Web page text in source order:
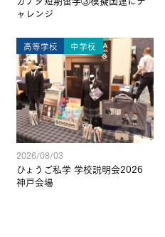
ャレンジ
高等学校 中学校
2026/08/03
ひょうご私学 学校説明会2026
神戸会場